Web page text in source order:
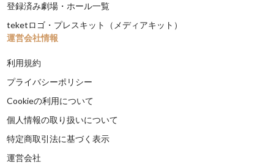
登録済み劇場・ホール一覧
teketロゴ・プレスキット（メディアキット）
運営会社情報
利用規約
プライバシーポリシー
Cookieの利用について
個人情報の取り扱いについて
特定商取引法に基づく表示
運営会社